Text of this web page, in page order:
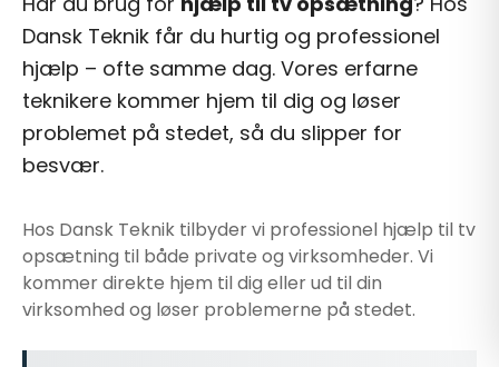
Dansk Teknik får du hurtig og professionel
hjælp – ofte samme dag. Vores erfarne
teknikere kommer hjem til dig og løser
problemet på stedet, så du slipper for
besvær.
Hos Dansk Teknik tilbyder vi professionel hjælp til tv
opsætning til både private og virksomheder. Vi
kommer direkte hjem til dig eller ud til din
virksomhed og løser problemerne på stedet.